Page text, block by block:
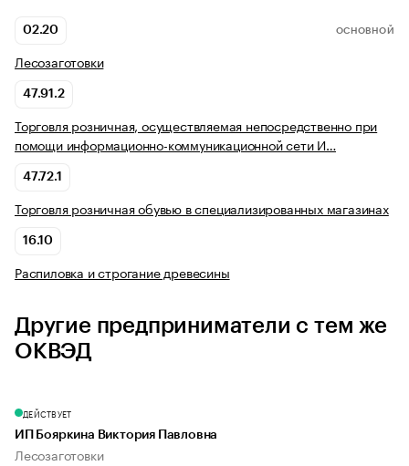
02.20 ОСНОВНОЙ
Лесозаготовки
47.91.2
Торговля розничная, осуществляемая непосредственно при
помощи информационно-коммуникационной сети И…
47.72.1
Торговля розничная обувью в специализированных магазинах
16.10
Распиловка и строгание древесины
Другие предприниматели с тем же
ОКВЭД
ДЕЙСТВУЕТ
ИП Бояркина Виктория Павловна
Лесозаготовки